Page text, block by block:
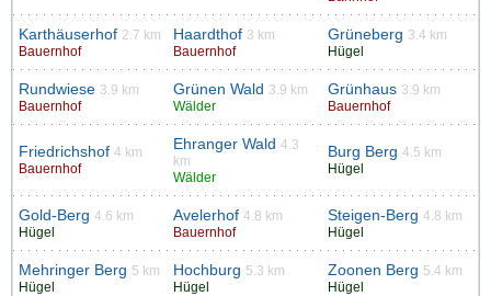
Karthäuserhof 2.7 km
Bauernhof
Haardthof 3 km
Bauernhof
Grüneberg 3.4 km
Hügel
Rundwiese 3.9 km
Bauernhof
Grünen Wald 3.9 km
Wälder
Grünhaus 3.9 km
Bauernhof
Friedrichshof 4 km
Bauernhof
Ehranger Wald 4.3
km
Wälder
Burg Berg 4.5 km
Hügel
Gold-Berg 4.6 km
Hügel
Avelerhof 4.8 km
Bauernhof
Steigen-Berg 4.8 km
Hügel
Mehringer Berg 5 km
Hügel
Hochburg 5.3 km
Hügel
Zoonen Berg 5.4 km
Hügel